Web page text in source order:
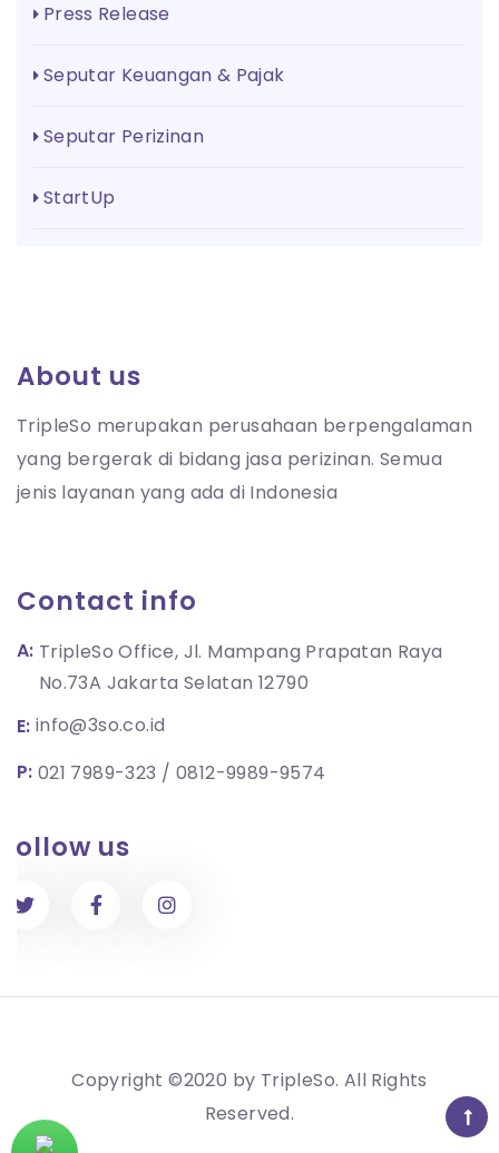
Press Release
Seputar Keuangan & Pajak
Seputar Perizinan
StartUp
About us
TripleSo merupakan perusahaan berpengalaman
yang bergerak di bidang jasa perizinan. Semua
jenis layanan yang ada di Indonesia
Contact info
P: 021 7989-323 0812-9989-9574
E: info@3so.co.id
A: TripleSo Office, Jl. Mampang Prapatan Raya
No.73A Jakarta Selatan 12790
Follow us
Copyright ©2020 by TripleSo. All Rights
Reserved.